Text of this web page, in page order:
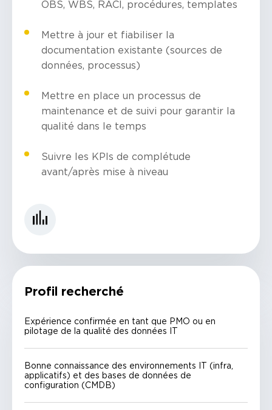
OBS, WBS, RACI, procédures, templates
Mettre à jour et fiabiliser la
documentation existante (sources de
données, processus)
Mettre en place un processus de
maintenance et de suivi pour garantir la
qualité dans le temps
Suivre les KPIs de complétude
avant/après mise à niveau
Profil recherché
Expérience confirmée en tant que PMO ou en
pilotage de la qualité des données IT
Bonne connaissance des environnements IT (infra,
applicatifs) et des bases de données de
configuration (CMDB)